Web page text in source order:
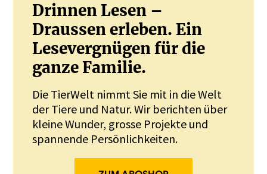
Drinnen Lesen –
Draussen erleben. Ein
Lesevergnügen für die
ganze Familie.
Die TierWelt nimmt Sie mit in die Welt
der Tiere und Natur. Wir berichten über
kleine Wunder, grosse Projekte und
spannende Persönlichkeiten.